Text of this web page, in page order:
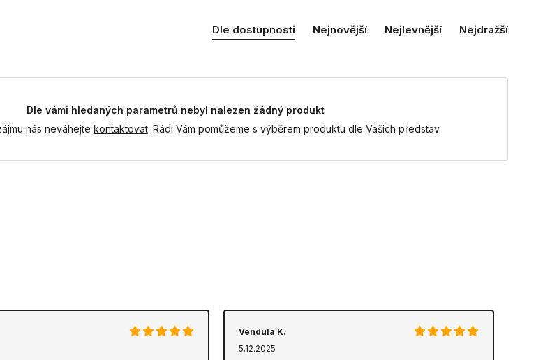
Dle dostupnosti Nejnovější Nejlevnější Nejdražší
Dle vámi hledaných parametrů nebyl nalezen žádný produkt
nás neváhejte kontaktovat. Rádi Vám pomůžeme s výběrem produktu dle Vašich představ.
Vendula K.
5.12.2025